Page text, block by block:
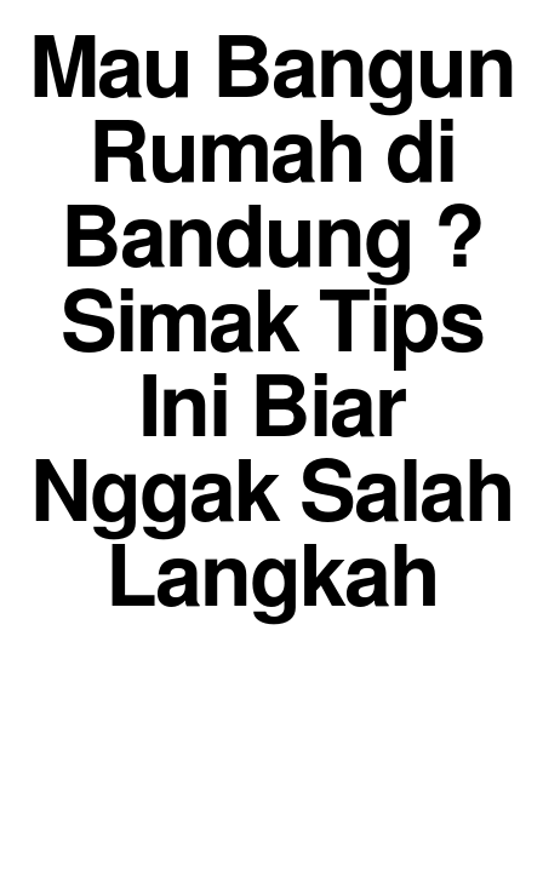
Mau Bangun
Rumah di
Bandung ?
Simak Tips
Ini Biar
Nggak Salah
Langkah